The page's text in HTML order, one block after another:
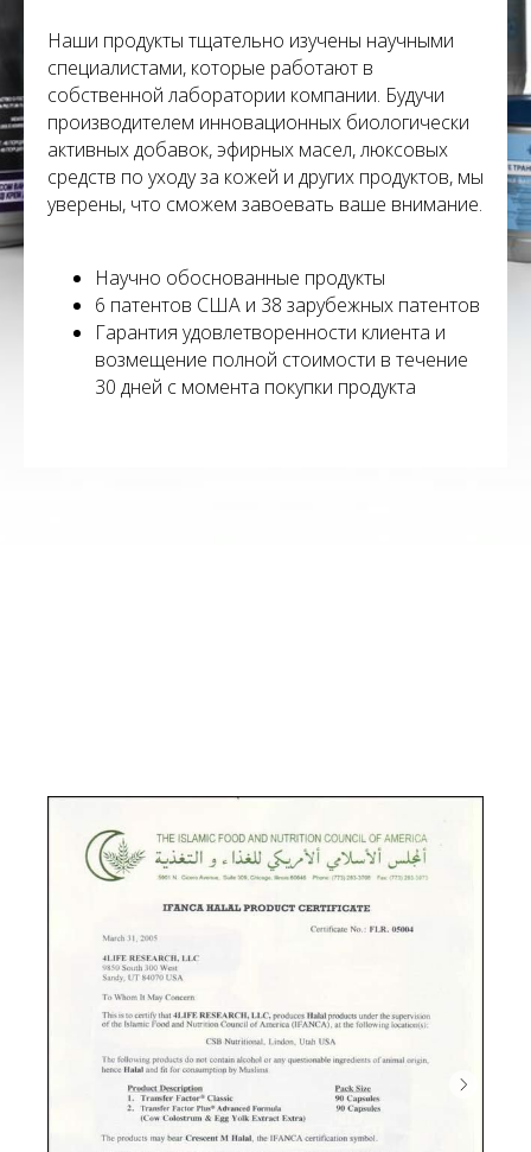
Наши продукты тщательно изучены научными
специалистами, которые работают в
собственной лаборатории компании. Будучи
производителем инновационных биологически
активных добавок, эфирных масел, люксовых
средств по уходу за кожей и других продуктов, мы
уверены, что сможем завоевать ваше внимание.
Научно обоснованные продукты
6 патентов США и 38 зарубежных патентов
Гарантия удовлетворенности клиента и
возмещение полной стоимости в течение
30 дней с момента покупки продукта